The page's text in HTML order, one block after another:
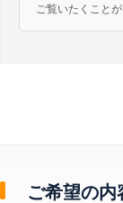
ご覧いたくことが
ご希望の内